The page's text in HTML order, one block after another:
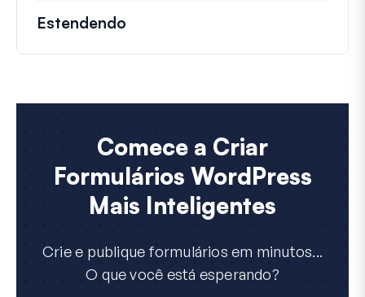
Estendendo
Comece a Criar
Formulários WordPress
Mais Inteligentes
Crie e publique formulários em minutos...
O que você está esperando?